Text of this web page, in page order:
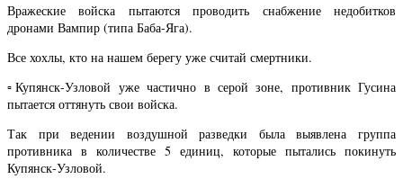
Вражеские войска пытаются проводить снабжение недобитков
дронами Вампир (типа Баба-Яга).
Все хохлы, кто на нашем берегу уже считай смертники.
▫️Купянск-Узловой уже частично в серой зоне, противник Гусина
пытается оттянуть свои войска.
Так при ведении воздушной разведки была выявлена группа
противника в количестве 5 единиц, которые пытались покинуть
Купянск-Узловой.